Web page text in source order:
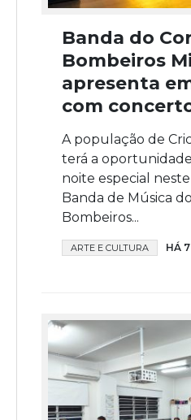
Banda do
Bombeiros
apresenta
com
A população de
terá a
noite especial
Banda de Música
Bombeiros...
ARTE E CULTURA HÁ